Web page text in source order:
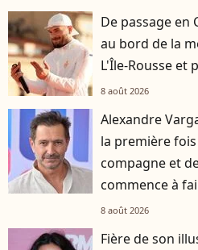
De passage en
au bord de la
L'Île-Rousse et
8 août 2026
Alexandre
la première
compagne et
commence à
8 août 2026
Fière de son